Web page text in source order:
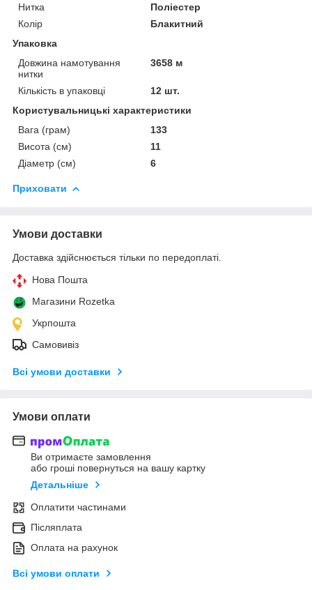
Нитка
Поліестер
Колір
Блакитний
Упаковка
Довжина намотування
нитки
3658 м
Кількість в упаковці
12 шт.
Користувальницькі характеристики
Вага (грам)
133
Висота (см)
11
Діаметр (см)
6
Приховати
Умови доставки
Доставка здійснюється тільки по передоплаті.
Нова Пошта
Магазини Rozetka
Укрпошта
Самовивіз
Всі умови доставки
Умови оплати
Ви отримаєте замовлення
або гроші повернуться на вашу картку
Детальніше
Оплатити частинами
Післяплата
Оплата на рахунок
Всі умови оплати